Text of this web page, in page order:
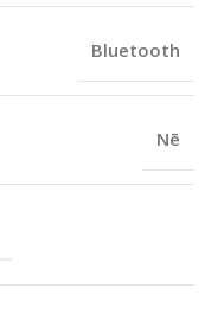
Bluetooth
Nē